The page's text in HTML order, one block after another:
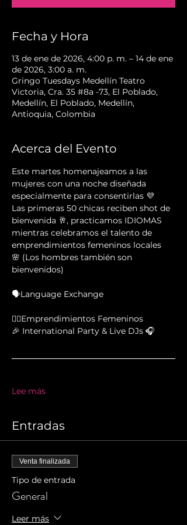
Fecha y Hora
13 de ene de 2026, 4:00 p. m. – 14 de ene
de 2026, 3:00 a. m.
Gringo Tuesdays Medellín Teatro
Victoria, Cra. 35 #8a -73, El Poblado,
Medellín, El Poblado, Medellín,
Antioquia, Colombia
Acerca del Evento
Este martes homenajeamos a las
mujeres con una noche diseñada
especialmente para consentirlas 💜
Las primeras 50 chicas reciben shot de
bienvenida 🥂, practicamos IDIOMAS
mientras celebramos el talento de
emprendimientos femeninos locales
🌸 (Los hombres también son
bienvenidos)
🗣Language Exchange
💁‍♀️Emprendimientos Femeninos
🎉 International Party & Live DJs 🎧
Lee más
Entradas
Venta finalizada
Tipo de entrada
General
Leer más